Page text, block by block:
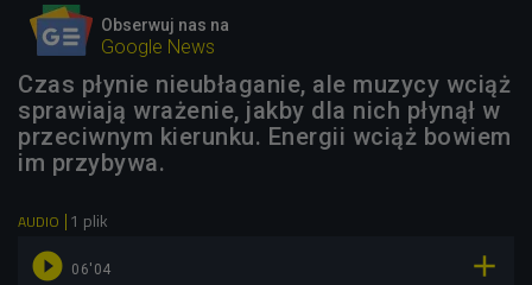
Obserwuj nas na
Google News
Czas płynie nieubłaganie, ale muzycy wciąż
sprawiają wrażenie, jakby dla nich płynął w
przeciwnym kierunku. Energii wciąż bowiem
im przybywa.
AUDIO 1 plik
 06'04 